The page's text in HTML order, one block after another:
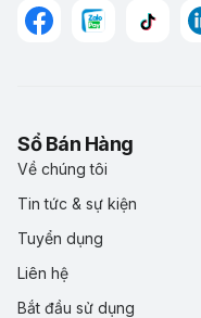
Sổ Bán Hàng
Về chúng tôi
Tin tức & sự kiện
Tuyển dụng
Liên hệ
Bắt đầu sử dụng